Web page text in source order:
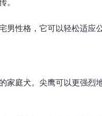
男性格，它可以轻松适应
家庭犬。尖鹰可以更强烈